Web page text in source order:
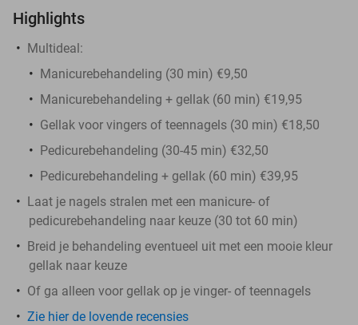
Highlights
Multideal:
Manicurebehandeling (30 min) €9,50
Manicurebehandeling + gellak (60 min) €19,95
Gellak voor vingers of teennagels (30 min) €18,50
Pedicurebehandeling (30-45 min) €32,50
Pedicurebehandeling + gellak (60 min) €39,95
Laat je nagels stralen met een manicure- of
pedicurebehandeling naar keuze (30 tot 60 min)
Breid je behandeling eventueel uit met een mooie kleur
gellak naar keuze
Of ga alleen voor gellak op je vinger- of teennagels
Zie hier de lovende recensies